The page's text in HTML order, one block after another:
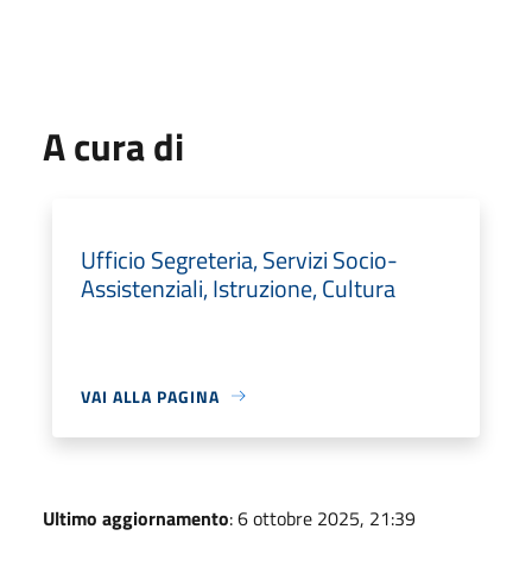
A cura di
Ufficio Segreteria, Servizi Socio-
Assistenziali, Istruzione, Cultura
VAI ALLA PAGINA
Ultimo aggiornamento: 6 ottobre 2025, 21:39